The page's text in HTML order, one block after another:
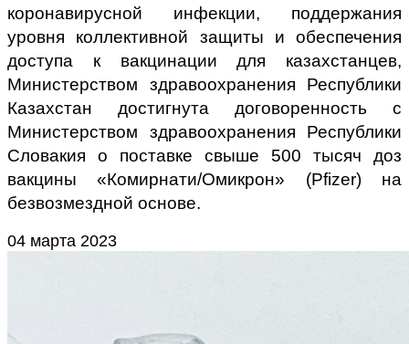
коронавирусной инфекции, поддержания
уровня коллективной защиты и обеспечения
доступа к вакцинации для казахстанцев,
Министерством здравоохранения Республики
Казахстан достигнута договоренность с
Министерством здравоохранения Республики
Словакия о поставке свыше 500 тысяч доз
вакцины «Комирнати/Омикрон» (Pfizer) на
безвозмездной основе.
04 марта 2023